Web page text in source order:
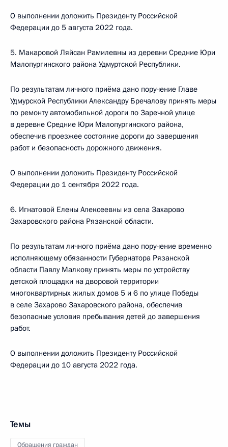
О выполнении доложить Президенту Российской
Федерации до 5 августа 2022 года.
5. Макаровой Ляйсан Рамилевны из деревни Средние Юри
Малопургинского района Удмуртской Республики.
По результатам личного приёма дано поручение Главе
Удмурской Республики Александру Бречалову принять меры
по ремонту автомобильной дороги по Заречной улице
в деревне Средние Юри Малопургинского района,
обеспечив проезжее состояние дороги до завершения
работ и безопасность дорожного движения.
О выполнении доложить Президенту Российской
Федерации до 1 сентября 2022 года.
6. Игнатовой Елены Алексеевны из села Захарово
Захаровского района Рязанской области.
По результатам личного приёма дано поручение временно
исполняющему обязанности Губернатора Рязанской
области Павлу Малкову принять меры по устройству
детской площадки на дворовой территории
многоквартирных жилых домов 5 и 6 по улице Победы
в селе Захарово Захаровского района, обеспечив
безопасные условия пребывания детей до завершения
работ.
О выполнении доложить Президенту Российской
Федерации до 10 августа 2022 года.
Темы
Обращения граждан